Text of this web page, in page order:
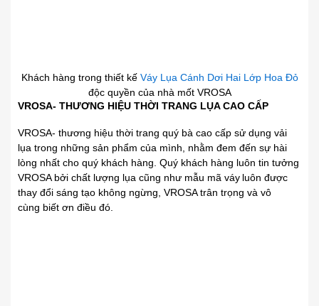
Khách hàng trong thiết kế Váy Lụa Cánh Dơi Hai Lớp Hoa Đỏ
độc quyền của nhà mốt VROSA
VROSA- THƯƠNG HIỆU THỜI TRANG LỤA CAO CẤP
VROSA- thương hiệu thời trang quý bà cao cấp sử dụng vải
lụa trong những sản phẩm của mình, nhằm đem đến sự hài
lòng nhất cho quý khách hàng. Quý khách hàng luôn tin tưởng
VROSA bởi chất lượng lụa cũng như mẫu mã váy. luôn được
thay đổi sáng tạo không ngừng, VROSA trân trọng và vô
cùng biết ơn điều đó.